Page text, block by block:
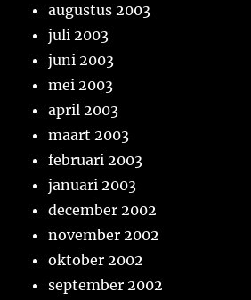
augustus 2003
juli 2003
juni 2003
mei 2003
april 2003
maart 2003
februari 2003
januari 2003
december 2002
november 2002
oktober 2002
september 2002